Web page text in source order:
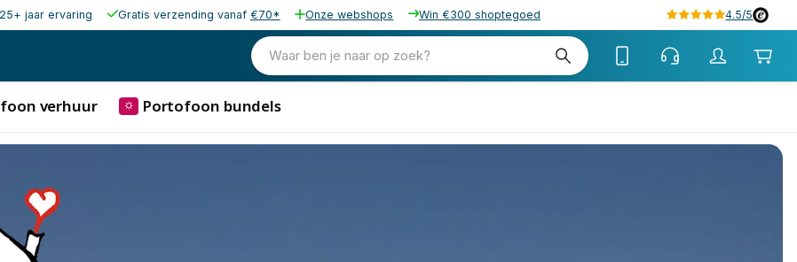
jaar ervaring Gratis verzending vanaf €70* Onze webshops Win €300 shoptegoed 4.5/5
Waar ben je naar op zoek?
verhuur ⛭ Portofoon bundels